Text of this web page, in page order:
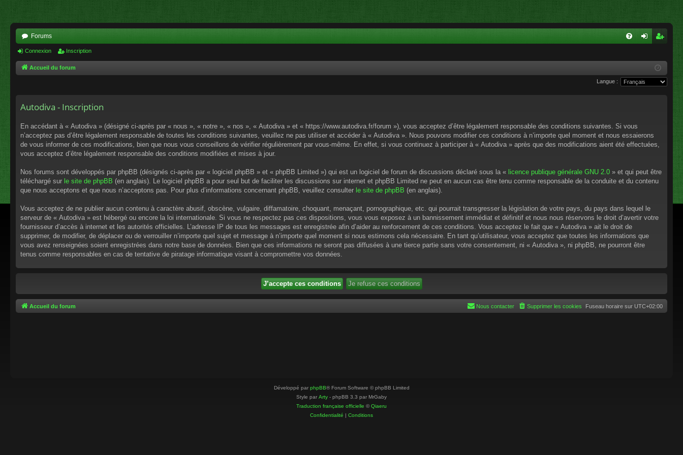
Forums
xi
cri
pti
Connexion Inscription
Accueil du forum
Langue :
Autodiva - Inscription
En accédant à « Autodiva » (désigné ci-après par « nous », « notre », « nos », « Autodiva » et « https://www.autodiva.fr/forum »), vous acceptez d’être légalement responsable des conditions suivantes. Si vous
n’acceptez pas d’être légalement responsable de toutes les conditions suivantes, veuillez ne pas utiliser et accéder à « Autodiva ». Nous pouvons modifier ces conditions à n’importe quel moment et nous essaierons
de vous informer de ces modifications, bien que nous vous conseillons de vérifier régulièrement par vous-même. En effet, si vous continuez à participer à « Autodiva » après que des modifications aient été effectuées,
vous acceptez d’être légalement responsable des conditions modifiées et mises à jour.
Nos forums sont développés par phpBB (désignés ci-après par « logiciel phpBB » et « phpBB Limited ») qui est un logiciel de forum de discussions déclaré sous la « licence publique générale GNU 2.0 » et qui peut être
téléchargé sur le site de phpBB (en anglais). Le logiciel phpBB a pour seul but de faciliter les discussions sur internet et phpBB Limited ne peut en aucun cas être tenu comme responsable de la conduite et du contenu
que nous acceptons et que nous n’acceptons pas. Pour plus d’informations concernant phpBB, veuillez consulter le site de phpBB (en anglais).
Vous acceptez de ne publier aucun contenu à caractère abusif, obscène, vulgaire, diffamatoire, choquant, menaçant, pornographique, etc. qui pourrait transgresser la législation de votre pays, du pays dans lequel le
serveur de « Autodiva » est hébergé ou encore la loi internationale. Si vous ne respectez pas ces dispositions, vous vous exposez à un bannissement immédiat et définitif et nous nous réservons le droit d’avertir votre
fournisseur d’accès à internet et les autorités officielles. L’adresse IP de tous les messages est enregistrée afin d’aider au renforcement de ces conditions. Vous acceptez le fait que « Autodiva » ait le droit de
supprimer, de modifier, de déplacer ou de verrouiller n’importe quel sujet et message à n’importe quel moment si nous estimons cela nécessaire. En tant qu’utilisateur, vous acceptez que toutes les informations que
vous avez renseignées soient enregistrées dans notre base de données. Bien que ces informations ne seront pas diffusées à une tierce partie sans votre consentement, ni « Autodiva », ni phpBB, ne pourront être
tenus comme responsables en cas de tentative de piratage informatique visant à compromettre vos données.
Accueil du forum Fuseau horaire sur UTC+02:00
Supprimer les cookies
Nous contacter
Développé par phpBB® Forum Software © phpBB Limited
Style par Arty - phpBB 3.3 par MrGaby
Traduction française officielle ©Qiaeru
Confidentialité | Conditions